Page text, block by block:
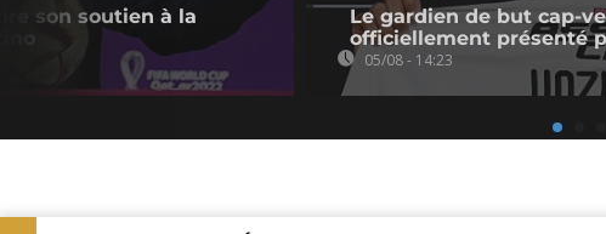
son soutien à la
Le gardien de but cap-
officiellement présenté
05/08 - 14:23